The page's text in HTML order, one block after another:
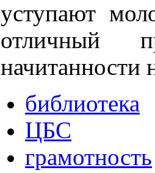
уступают
отличный
библиотека
ЦБС
грамотность